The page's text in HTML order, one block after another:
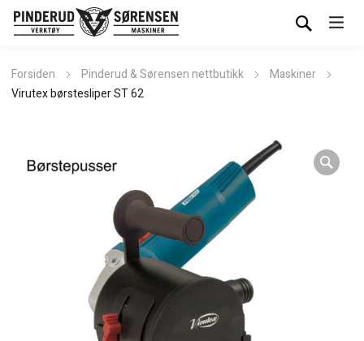
Forsiden Pinderud & Sørensen nettbutikk
Maskiner
Virutex børstesliper ST 62